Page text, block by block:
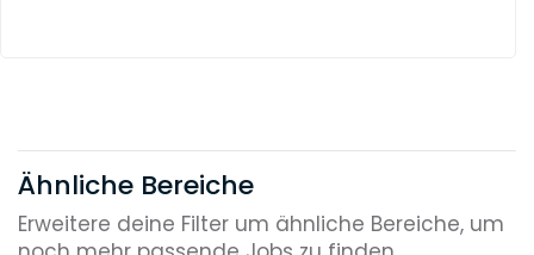
Ähnliche Bereiche
Erweitere deine Filter um ähnliche Bereiche, um